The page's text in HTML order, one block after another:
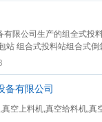
有限公司生产的组全式投
站 组合式投料站组合式倒
备有限公司
空上料机,真空给料机,真